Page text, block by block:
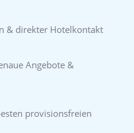
& direkter Hotelkontakt
Angebote &
provisionsfreien